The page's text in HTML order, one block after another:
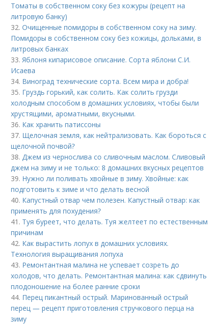
Томаты в собственном соку без кожуры (рецепт на
литровую банку)
32.Очищенные помидоры в собственном соку на зиму.
Помидоры в собственном соку без кожицы, дольками, в
литровых банках
33.Яблоня кипарисовое описание. Сорта яблони С.И.
Исаева
34. Виноград технические сорта. Всем мира и добра!
35. Груздь горький, как солить. Как солить грузди
холодным способом в домашних условиях, чтобы были
хрустящими, ароматными, вкусными.
36. Как хранить патиссоны
37. Щелочная земля, как нейтрализовать. Как бороться с
щелочной почвой?
38.Джем из чернослива со сливочным маслом. Сливовый
джем на зиму и не только: 8 домашних вкусных рецептов
39. Нужно ли поливать хвойные в зиму. Хвойные: как
подготовить к зиме и что делать весной
40. Капустный отвар чем полезен. Капустный отвар: как
применять для похудения?
41. Туя буреет, что делать. Туя желтеет по естественным
причинам
42. Как вырастить лопух в домашних условиях.
Технология выращивания лопуха
43. Ремонтантная малина не успевает созреть до
холодов, что делать. Ремонтантная малина: как сдвинуть
плодоношение на более ранние сроки
44. Перец пикантный острый. Маринованный острый
перец — рецепт приготовления стручкового перца на
зиму